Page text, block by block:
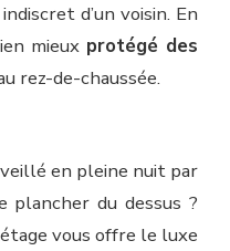
d’un voisin. En
mieux protégé des
rez-de-chaussée.
en pleine nuit par
du dessus ?
vous offre le luxe